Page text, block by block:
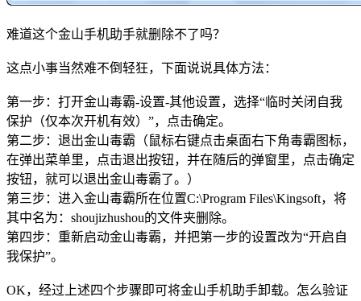
难道这个金山手机助手就删除不了吗？
这点小事当然难不倒轻狂，下面说说具体方法：
第一步：打开金山毒霸-设置-其他设置，选择“临时关闭自我
保护（仅本次开机有效）”，点击确定。
第二步：退出金山毒霸（鼠标右键点击桌面右下角毒霸图标，
在弹出菜单里，点击退出按钮，并在随后的弹窗里，点击确定
按钮，就可以退出金山毒霸了。）
第三步：进入金山毒霸所在位置C:\Program Files\Kingsoft，将
其中名为：shoujizhushou的文件夹删除。
第四步：重新启动金山毒霸，并把第一步的设置改为“开启自
我保护”。
OK，经过上述四个步骤即可将金山手机助手卸载。怎么验证